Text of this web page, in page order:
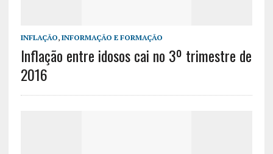
INFLAÇÃO, INFORMAÇÃO E FORMAÇÃO
Inflação entre idosos cai no 3º trimestre de
2016